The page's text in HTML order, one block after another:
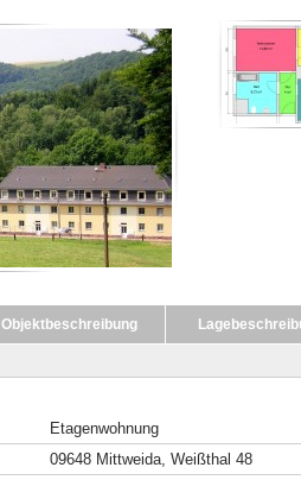
Objektbeschreibung
Etagenwohnung
09648 Mittweida, Weißthal 48